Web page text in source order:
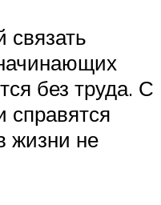
связать
без труда. С
справятся
жизни не